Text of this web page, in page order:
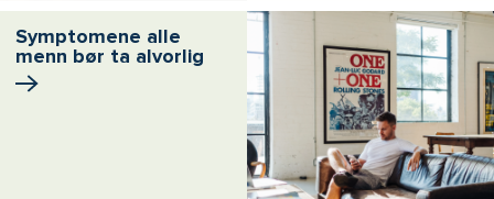
Symptomene alle
menn bør ta alvorlig